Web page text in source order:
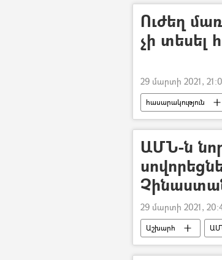
Ուժեղ
չի
29 մարտի 2021,
հասարակություն
ադրբեջանցի
ԱՄՆ-ն
29 մարտի 2021,
Աշխարհ
Վլադիմիր Պուտին